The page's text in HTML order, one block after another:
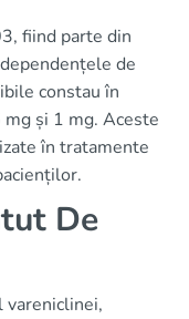
fiind parte din
de
constau în
și 1 mg. Aceste
în tratamente
De
vareniclinei,